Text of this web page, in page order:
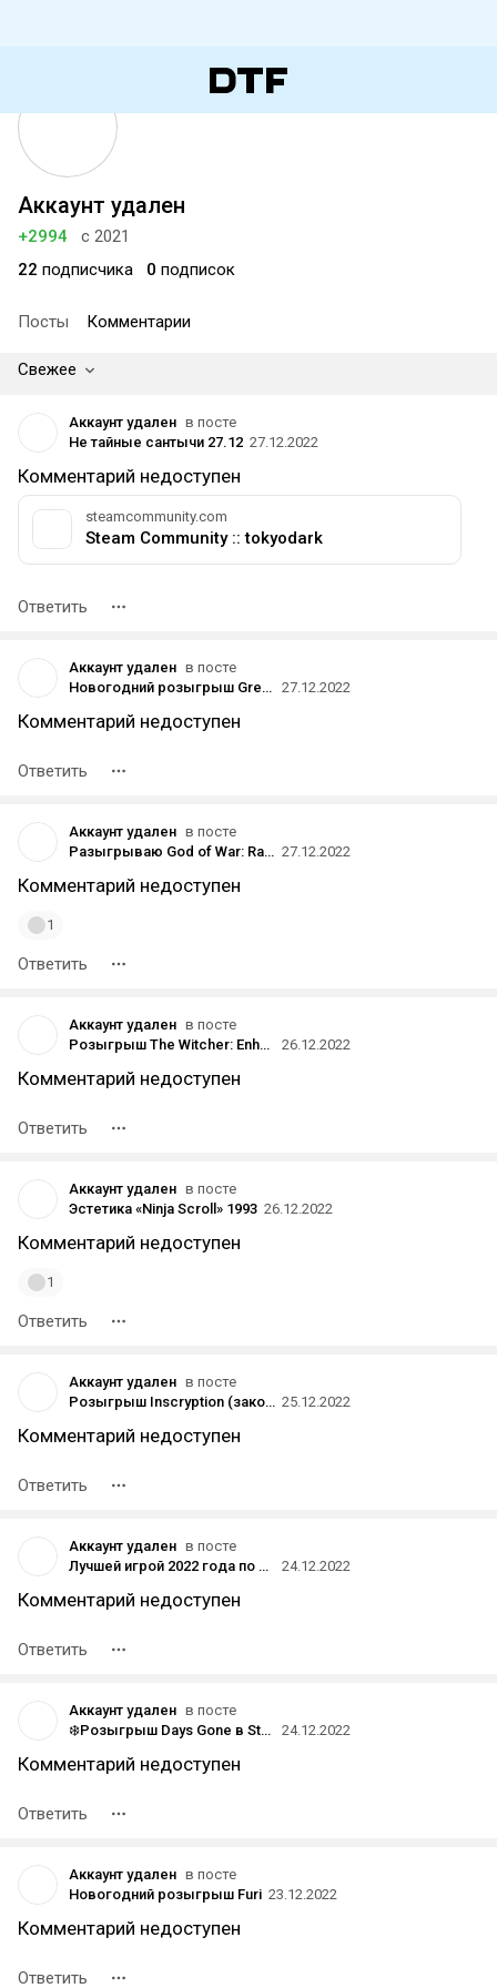
Аккаунт удален
+2994
с 2021
22 подписчика 0 подписок
Посты Комментарии
Свежее
Аккаунт удален в посте
Не тайные сантычи 27.12 27.12.2022
Комментарий недоступен
steamcommunity.com
Steam Community :: tokyodark
Ответить
Аккаунт удален в посте
Новогодний розыгрыш GreedFall 27.12.2022
Комментарий недоступен
Ответить
Аккаунт удален в посте
Разыгрываю God of War: Ragnarök 27.12.2022
Комментарий недоступен
1
Ответить
Аккаунт удален в посте
Розыгрыш The Witcher: Enhanced Edition в Steam (Россия, Украина и СНГ)
26.12.2022
Комментарий недоступен
Ответить
Аккаунт удален в посте
Эcтетика «Ninja Scroll» 1993 26.12.2022
Комментарий недоступен
1
Ответить
Аккаунт удален в посте
Розыгрыш Inscryption (закончен) 25.12.2022
Комментарий недоступен
Ответить
Аккаунт удален в посте
Лучшей игрой 2022 года по версии читателей DTF стала Elden Ring
24.12.2022
Комментарий недоступен
Ответить
Аккаунт удален в посте
❄️Розыгрыш Days Gone в Steam❄️[Завершён]
24.12.2022
Комментарий недоступен
Ответить
Аккаунт удален в посте
Новогодний розыгрыш Furi 23.12.2022
Комментарий недоступен
Ответить